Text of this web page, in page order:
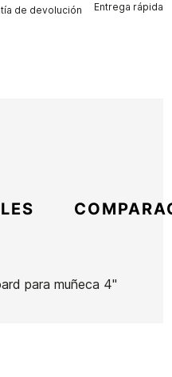
de devolución Entrega rápida
para muñeca 4"